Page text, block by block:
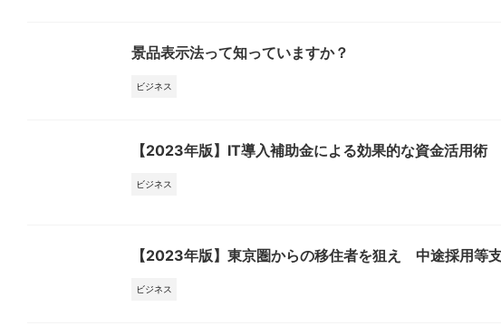
景品表示法って知っていますか？
ビジネス
【2023年版】IT導入補助金による効果的な資金活用術
ビジネス
【2023年版】東京圏からの移住者を狙え 中途採用等
ビジネス